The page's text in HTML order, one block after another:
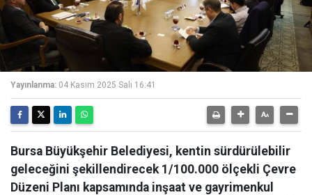
Yayınlanma: 04 Kasım 2025 Salı 16:41
Bursa Büyükşehir Belediyesi, kentin sürdürülebilir
geleceğini şekillendirecek 1/100.000 ölçekli Çevre
Düzeni Planı kapsamında inşaat ve gayrimenkul